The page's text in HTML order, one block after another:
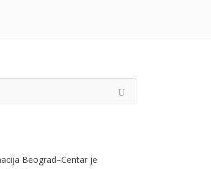
Beograd–Centar je